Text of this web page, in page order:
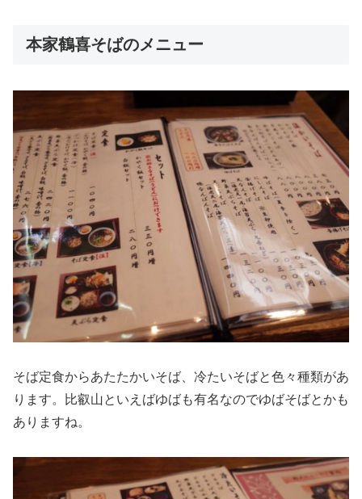
本家鶴喜そばのメニュー
そば定食からあたたかいそば、冷たいそばと色々種類があ
ります。比叡山といえばゆばも有名なのでゆばそばとかも
ありますね。